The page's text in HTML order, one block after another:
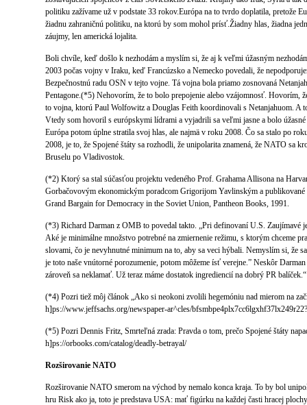
politiku zažívame už v podstate 33 rokov.Európa na to tvrdo doplatila, pretože
žiadnu zahraničnú politiku, na ktorú by som mohol prísť.Žiadny hlas, žiadna
záujmy, len americká lojalita.
Boli chvíle, keď došlo k nezhodám a myslím si, že aj k veľmi úžasným
2003 počas vojny v Iraku, keď Francúzsko a Nemecko povedali, že
Bezpečnostnú radu OSN v tejto vojne. Tá vojna bola priamo zosnovaná
Pentagone.(*5) Nehovorím, že to bolo prepojenie alebo vzájomnosť. Hovorím,
to vojna, ktorú Paul Wolfowitz a Douglas Feith koordinovali s Netanjahuom. A
Vtedy som hovoril s európskymi lídrami a vyjadrili sa veľmi jasne a bolo
Európa potom úplne stratila svoj hlas, ale najmä v roku 2008. Čo sa stalo po
2008, je to, že Spojené štáty sa rozhodli, že unipolarita znamená, že NATO sa
Bruselu po Vladivostok.
(*2) Ktorý sa stal súčasťou projektu vedeného Prof. Grahama Allisona na
Gorbačovovým ekonomickým poradcom Grigorijom Yavlinským a
Grand Bargain for Democracy in the Soviet Union, Pantheon Books, 1991.
(*3) Richard Darman z OMB to povedal takto. „Pri definovaní U.S. Zaujímavé
Aké je minimálne množstvo potrebné na zmiernenie režimu, s ktorým chceme
slovami, čo je nevyhnutné minimum na to, aby sa veci hýbali. Nemyslím si, že
je toto naše vnútorné porozumenie, potom môžeme ísť verejne.” Neskôr
zároveň sa neklamať. Už teraz máme dostatok ingrediencií na dobrý PR
(*4) Pozri tiež môj článok „Ako si neokoni zvolili hegemóniu nad mierom na
h]ps://www.jeffsachs.org/newspaper-ar^cles/
(*5) Pozri Dennis Fritz, Smrteľná zrada: Pravda o tom, prečo Spojené štáty
h]ps://orbooks.com/catalog/deadly-betrayal/
Rozširovanie NATO
Rozširovanie NATO smerom na východ by nemalo konca kraja. To by bol
hru Risk ako ja, toto je predstava USA: mať figúrku na každej časti hracej